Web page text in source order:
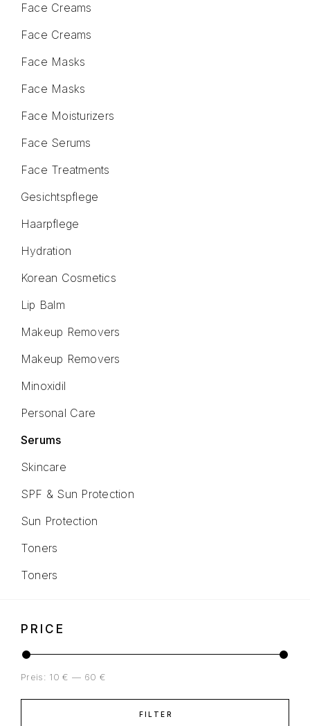
Face Creams
Face Creams
Face Masks
Face Masks
Face Moisturizers
Face Serums
Face Treatments
Gesichtspflege
Haarpflege
Hydration
Korean Cosmetics
Lip Balm
Makeup Removers
Makeup Removers
Minoxidil
Personal Care
Serums
Skincare
SPF & Sun Protection
Sun Protection
Toners
Toners
PRICE
FILTER
Preis: 10 € — 60 €